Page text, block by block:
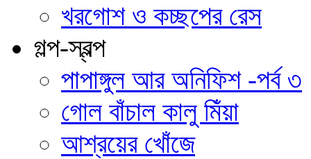
খরগোশ ও কচ্ছপের রেস
গল্প-স্বল্প
পাপাঙ্গুল আর অনিফিশ -পর্ব ৩
গোল বাঁচাল কালু মিঁয়া
আশ্রয়ের খোঁজে